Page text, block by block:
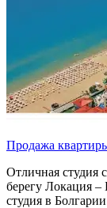
Продажа
Отличная студия
берегу Локация –
студия в